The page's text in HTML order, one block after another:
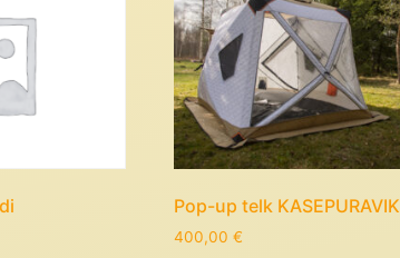
Pop-up telk KASEPURAVIK
400,00€